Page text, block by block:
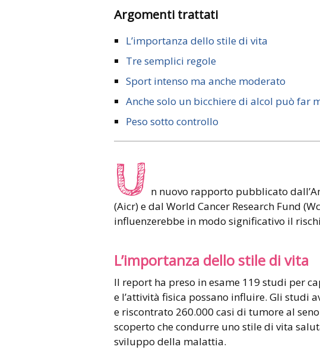
Argomenti trattati
L’importanza dello stile di vita
Tre semplici regole
Sport intenso ma anche moderato
Anche solo un bicchiere di alcol può far
Peso sotto controllo
U n nuovo rapporto pubblicato
(Aicr) e dal World Cancer Research Fund
influenzerebbe in modo significativo il
L’importanza dello stile di vita
Il report ha preso in esame 119 studi per
e l’attività fisica possano influire. Gli studi
e riscontrato 260.000 casi di tumore al
scoperto che condurre uno stile di vita
sviluppo della malattia.